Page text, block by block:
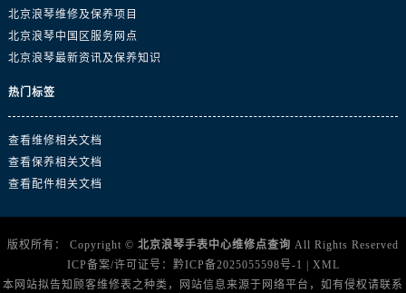
北京浪琴维修及保养项目
北京浪琴中国区服务网点
北京浪琴最新资讯及保养知识
热门标签
查看维修相关文档
查看保养相关文档
查看配件相关文档
版权所有： Copyright © 北京浪琴手表中心维修点查询 All Rights Reserved
ICP备案/许可证号： 黔ICP备2025055598号-1 | XML
本网站拟告知顾客维修表之种类，网站信息来源于网络平台，如有侵权请联系